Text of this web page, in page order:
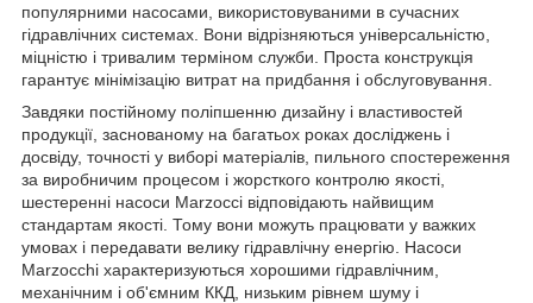
популярними насосами, використовуваними в сучасних
гідравлічних системах. Вони відрізняються універсальністю,
міцністю і тривалим терміном служби. Проста конструкція
гарантує мінімізацію витрат на придбання і обслуговування.
Завдяки постійному поліпшенню дизайну і властивостей
продукції, заснованому на багатьох роках досліджень і
досвіду, точності у виборі матеріалів, пильного спостереження
за виробничим процесом і жорсткого контролю якості,
шестеренні насоси Marzocci відповідають найвищим
стандартам якості. Тому вони можуть працювати у важких
умовах і передавати велику гідравлічну енергію. Насоси
Marzocchi характеризуються хорошими гідравлічним,
механічним і об'ємним ККД, низьким рівнем шуму і